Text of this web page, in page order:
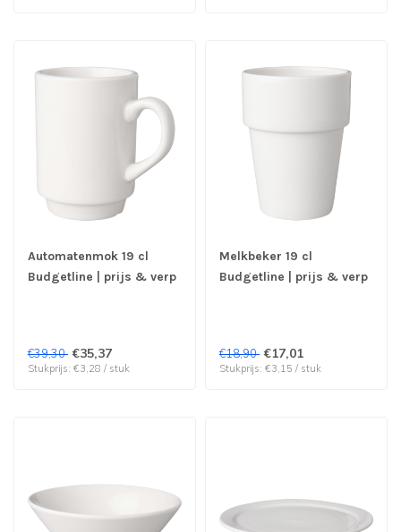
Automatenmok 19 cl
Budgetline | prijs & verp
€39,30 €35,37
Stukprijs: €3,28 / stuk
Melkbeker 19 cl
Budgetline | prijs & verp
€18,90 €17,01
Stukprijs: €3,15 / stuk